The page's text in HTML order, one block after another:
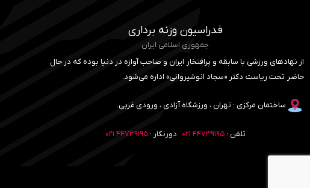
فدراسیون وزنه برداری
جمهوری اسلامی ایران
از نهادهای ورزشی با سابقه و پرافتخار ایران و صاحب آوازه در دنیا بوده که در حال
حاضر تحت ریاست دکتر «سجاد انوشیروانی» اداره می‌شود.
ساختمان مرکزی : تهران ، ورزشگاه آزادی ، ورودی غربی.
تلفن :۴۴۷۳۹۱۹۵ ۰۲۱ دورنگار :۴۴۷۳۹۱۹۵ ۰۲۱